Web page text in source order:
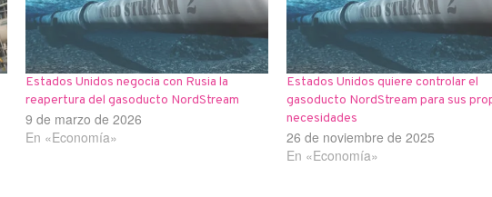
Estados Unidos negocia con Rusia la
reapertura del gasoducto NordStream
9 de marzo de 2026
En «Economía»
Estados Unidos quiere controlar el
gasoducto NordStream para sus
necesidades
26 de noviembre de 2025
En «Economía»